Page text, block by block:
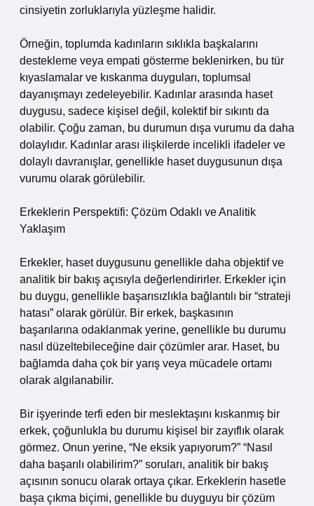
cinsiyetin zorluklarıyla yüzleşme halidir.
Örneğin, toplumda kadınların sıklıkla başkalarını
destekleme veya empati gösterme beklenirken, bu tür
kıyaslamalar ve kıskanma duyguları, toplumsal
dayanışmayı zedeleyebilir. Kadınlar arasında haset
duygusu, sadece kişisel değil, kolektif bir sıkıntı da
olabilir. Çoğu zaman, bu durumun dışa vurumu da daha
dolaylıdır. Kadınlar arası ilişkilerde incelikli ifadeler ve
dolaylı davranışlar, genellikle haset duygusunun dışa
vurumu olarak görülebilir.
Erkeklerin Perspektifi: Çözüm Odaklı ve Analitik
Yaklaşım
Erkekler, haset duygusunu genellikle daha objektif ve
analitik bir bakış açısıyla değerlendirirler. Erkekler için
bu duygu, genellikle başarısızlıkla bağlantılı bir “strateji
hatası” olarak görülür. Bir erkek, başkasının
başarılarına odaklanmak yerine, genellikle bu durumu
nasıl düzeltebileceğine dair çözümler arar. Haset, bu
bağlamda daha çok bir yarış veya mücadele ortamı
olarak algılanabilir.
Bir işyerinde terfi eden bir meslektaşını kıskanmış bir
erkek, çoğunlukla bu durumu kişisel bir zayıflık olarak
görmez. Onun yerine, “Ne eksik yapıyorum?” “Nasıl
daha başarılı olabilirim?” soruları, analitik bir bakış
açısının sonucu olarak ortaya çıkar. Erkeklerin hasetle
başa çıkma biçimi, genellikle bu duyguyu bir çözüm